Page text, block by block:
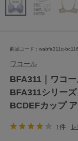
商品コード：wabfa311q-
ワコール
BFA311｜ワコ
BFA311シリー
BCDEFカップ
1件